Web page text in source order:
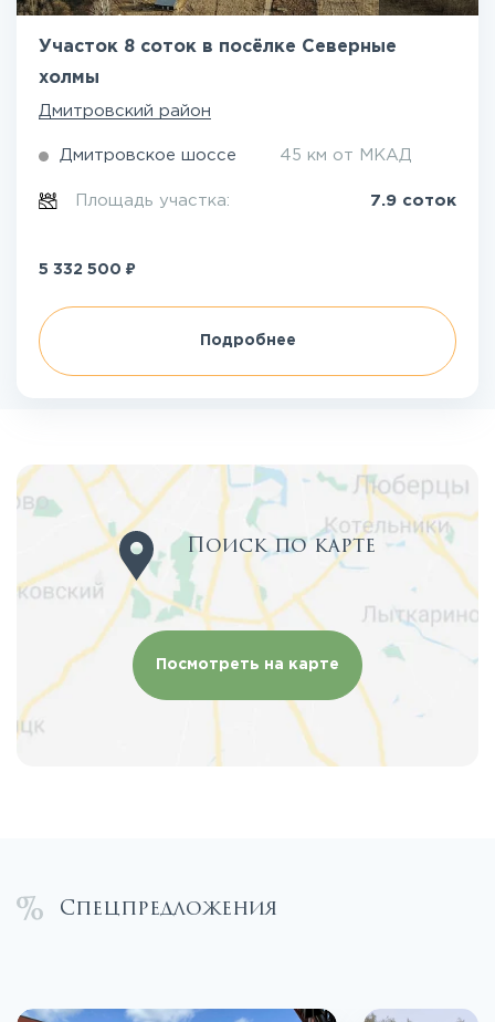
Участок 8 соток в посёлке Северные
холмы
Дмитровский район
Дмитровское шоссе 45 км от МКАД
Площадь участка: 7.9 соток
5 332 500 ₽
Подробнее
Поиск по карте
Посмотреть на карте
Спецпредложения